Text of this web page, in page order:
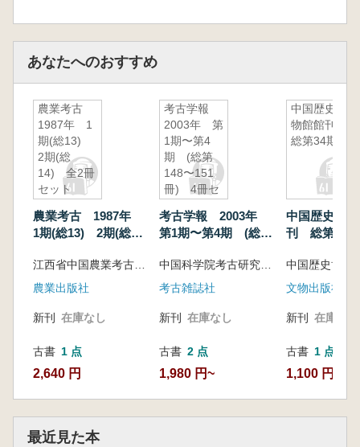
あなたへのおすすめ
農業考古
1987年 1
期(総13)
2期(総
14) 全2冊
セット
農業考古 1987年
1期(総13) 2期(総
農業出版社
新刊 在庫なし
古書 1 点
2,640 円
考古学報
2003年 第
1期〜第4
期 (総第
148〜151
冊) 4冊セ
考古学報 2003年
第1期〜第4期 (総第
ット
考古雑誌社
新刊 在庫なし
古書 2 点
1,980 円~
中国歴史博
物館館刊
総第34期
中国歴史博
刊 総第34期
中国歴史博
文物出版社
新刊 在庫なし
古書 1 点
1,100 円
最近見た本